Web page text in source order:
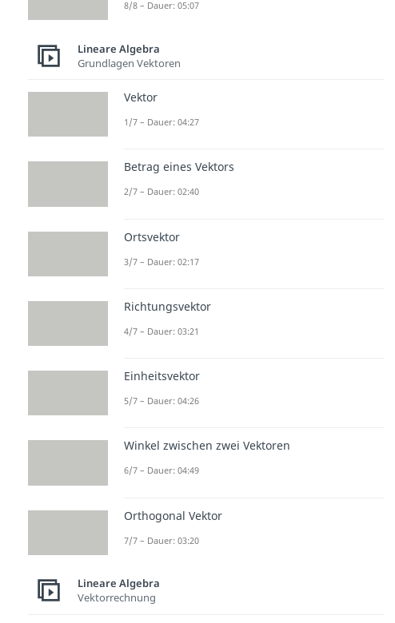
8/8 – Dauer: 05:07
Lineare Algebra
Grundlagen Vektoren
Vektor
1/7 – Dauer: 04:27
Betrag eines Vektors
2/7 – Dauer: 02:40
Ortsvektor
3/7 – Dauer: 02:17
Richtungsvektor
4/7 – Dauer: 03:21
Einheitsvektor
5/7 – Dauer: 04:26
Winkel zwischen zwei Vektoren
6/7 – Dauer: 04:49
Orthogonal Vektor
7/7 – Dauer: 03:20
Lineare Algebra
Vektorrechnung